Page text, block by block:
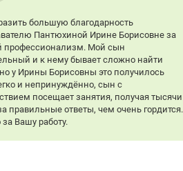
большую благодарность
Пантюхиной Ирине Борисовне за
профессионализм. Мой сын
и к нему бывает сложно найти
у Ирины Борисовны это получилось
и непринуждённо, сын с
посещает занятия, получая тысячи
правильные ответы, чем очень гордится.
Вашу работу.